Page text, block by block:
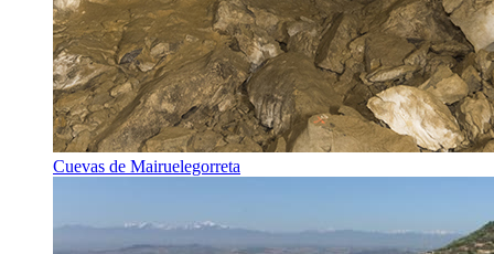
Cuevas de Mairuelegorreta